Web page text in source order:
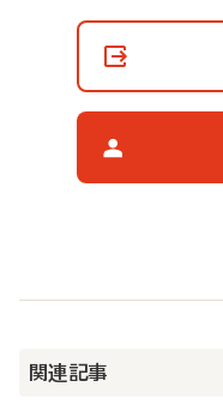
関連記事